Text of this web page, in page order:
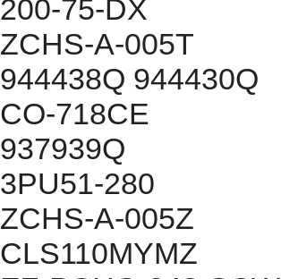
200-75-DX
ZCHS-A-005T
944438Q 944430Q
CO-718CE
937939Q
3PU51-280
ZCHS-A-005Z
CLS110MYMZ